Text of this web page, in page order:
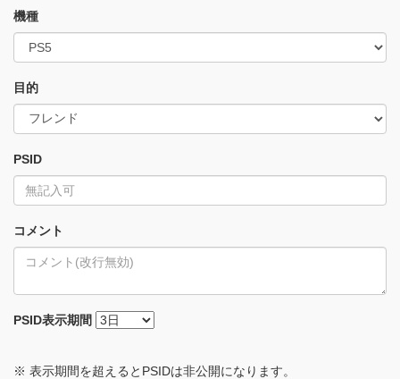
機種
目的
PSID
コメント
PSID表示期間
※ 表示期間を超えるとPSIDは非公開になります。